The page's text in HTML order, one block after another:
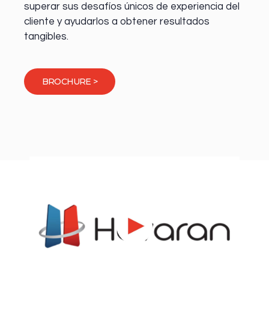
superar sus desafíos únicos de experiencia del
cliente y ayudarlos a obtener resultados
tangibles.
BROCHURE >